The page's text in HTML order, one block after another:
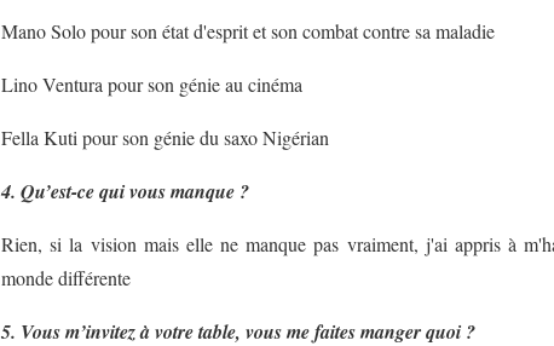
Mano Solo pour son état d'esprit et son combat contre sa maladie
Lino Ventura pour son génie au cinéma
Fella Kuti pour son génie du saxo Nigérian
4. Qu’est-ce qui vous manque ?
Rien, si la vision mais elle ne manque pas vraiment, j'ai appris à
monde différente
5. Vous m’invitez à votre table, vous me faites manger quoi ?